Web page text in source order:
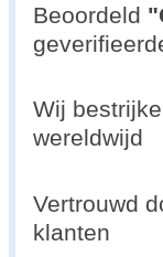
Beoordeld "
Wij
wereldwijd
Vertrouwd
klanten